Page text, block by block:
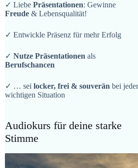
✓ LiebePräsentationen: Gewinne
Freude & Lebensqualität!
✓ Entwickle Präsenz für mehr Erfolg
✓Nutze Präsentationenals
Berufschancen
✓ … seilocker, frei & souverän bei
wichtigen Situation
Audiokurs für deine starke
Stimme